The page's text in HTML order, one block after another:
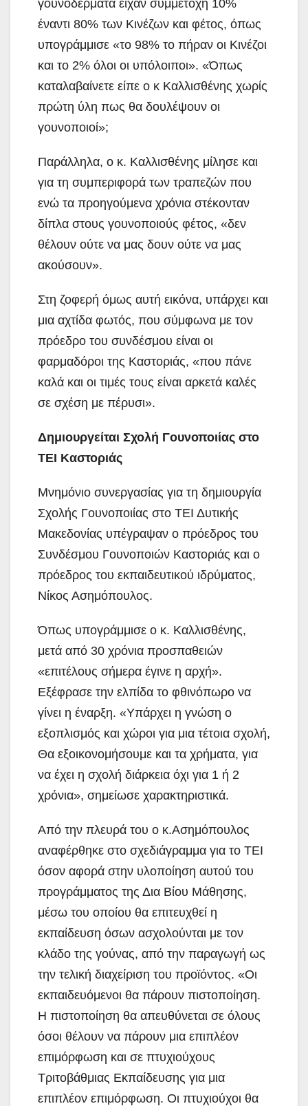
γουνοδέρματα είχαν συμμετοχή 10%
έναντι 80% των Κινέζων και φέτος, όπως
υπογράμμισε «το 98% το πήραν οι Κινέζοι
και το 2% όλοι οι υπόλοιποι». «Όπως
καταλαβαίνετε είπε ο κ Καλλισθένης χωρίς
πρώτη ύλη πως θα δουλέψουν οι
γουνοποιοί»;
Παράλληλα, ο κ. Καλλισθένης μίλησε και
για τη συμπεριφορά των τραπεζών που
ενώ τα προηγούμενα χρόνια στέκονταν
δίπλα στους γουνοποιούς φέτος, «δεν
θέλουν ούτε να μας δουν ούτε να μας
ακούσουν».
Στη ζοφερή όμως αυτή εικόνα, υπάρχει και
μια αχτίδα φωτός, που σύμφωνα με τον
πρόεδρο του συνδέσμου είναι οι
φαρμαδόροι της Καστοριάς, «που πάνε
καλά και οι τιμές τους είναι αρκετά καλές
σε σχέση με πέρυσι».
Δημιουργείται Σχολή Γουνοποιίας στο
ΤΕΙ Καστοριάς
Μνημόνιο συνεργασίας για τη δημιουργία
Σχολής Γουνοποιίας στο ΤΕΙ Δυτικής
Μακεδονίας υπέγραψαν ο πρόεδρος του
Συνδέσμου Γουνοποιών Καστοριάς και ο
πρόεδρος του εκπαιδευτικού ιδρύματος,
Νίκος Ασημόπουλος.
Όπως υπογράμμισε ο κ. Καλλισθένης,
μετά από 30 χρόνια προσπαθειών
«επιτέλους σήμερα έγινε η αρχή».
Εξέφρασε την ελπίδα το φθινόπωρο να
γίνει η έναρξη. «Υπάρχει η γνώση ο
εξοπλισμός και χώροι για μια τέτοια σχολή,
Θα εξοικονομήσουμε και τα χρήματα, για
να έχει η σχολή διάρκεια όχι για 1 ή 2
χρόνια», σημείωσε χαρακτηριστικά.
Από την πλευρά του ο κ.Ασημόπουλος
αναφέρθηκε στο σχεδιάγραμμα για το ΤΕΙ
όσον αφορά στην υλοποίηση αυτού του
προγράμματος της Δια Βίου Μάθησης,
μέσω του οποίου θα επιτευχθεί η
εκπαίδευση όσων ασχολούνται με τον
κλάδο της γούνας, από την παραγωγή ως
την τελική διαχείριση του προϊόντος. «Οι
εκπαιδευόμενοι θα πάρουν πιστοποίηση.
Η πιστοποίηση θα απευθύνεται σε όλους
όσοι θέλουν να πάρουν μια επιπλέον
επιμόρφωση και σε πτυχιούχους
Τριτοβάθμιας Εκπαίδευσης για μια
επιπλέον επιμόρφωση. Οι πτυχιούχοι θα